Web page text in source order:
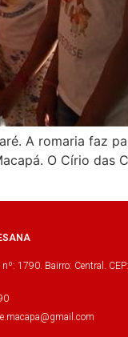
A romaria faz
O Círio das
nº: 1790. Bairro: Central.